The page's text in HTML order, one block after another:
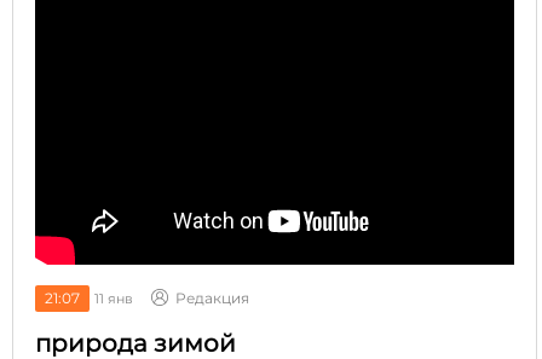
21:07 11 янв Редакция
природа зимой